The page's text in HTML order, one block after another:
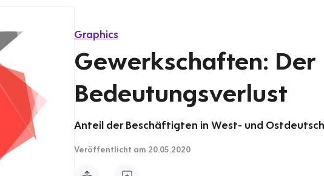
Graphics
Gewerkschaften: Der
Bedeutungsverlust
Anteil der Beschäftigten in West- und
Veröffentlicht am 20.05.2020